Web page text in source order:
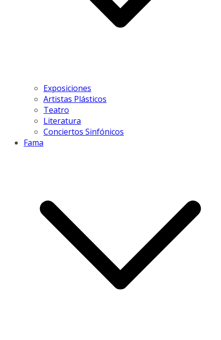
Exposiciones
Artistas Plásticos
Teatro
Literatura
Conciertos Sinfónicos
Fama